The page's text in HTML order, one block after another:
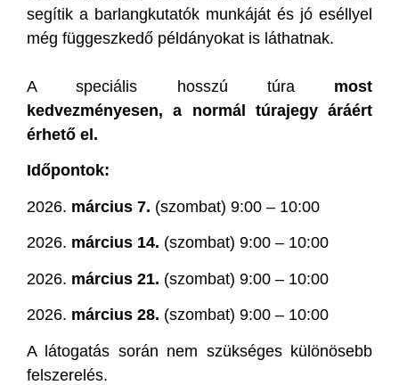
segítik a barlangkutatók munkáját és jó eséllyel
még függeszkedő példányokat is láthatnak.
A speciális hosszú túra most
kedvezményesen, a normál túrajegy áráért
érhető el.
Időpontok:
2026. március 7. (szombat) 9:00 – 10:00
2026. március 14. (szombat) 9:00 – 10:00
2026. március 21. (szombat) 9:00 – 10:00
2026. március 28. (szombat) 9:00 – 10:00
A látogatás során nem szükséges különösebb
felszerelés.